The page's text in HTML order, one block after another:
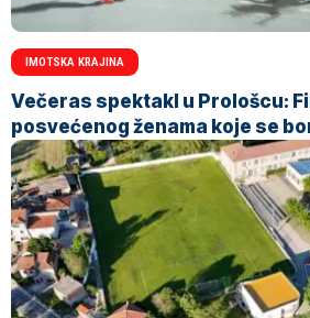
IMOTSKA KRAJINA
Večeras spektakl u Prološcu:
posvećenog ženama koje se